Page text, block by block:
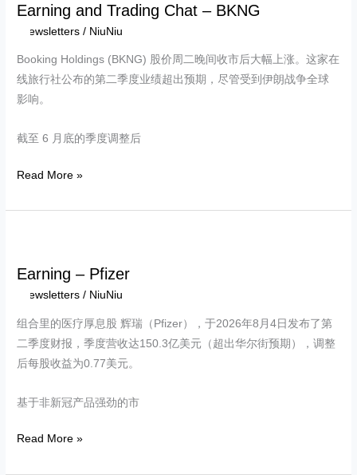
Earning and Trading Chat – BKNG
Newsletters / NiuNiu
Booking Holdings (BKNG) 股价周二晚间收市后大幅上涨。这家在
线旅行社公布的第二季度业绩超出预期，尽管受到伊朗战争全球
影响。
截至 6 月底的季度调整后
Trading
Chat
–
BKNG
Read More »
Earning – Pfizer
Newsletters / NiuNiu
组合里的医疗厚息股 辉瑞（Pfizer），于2026年8月4日发布了第
二季度财报，季度营收达150.3亿美元（超出华尔街预期），调整
后每股收益为0.77美元。
基于非新冠产品强劲的市
Pfizer
Read More »